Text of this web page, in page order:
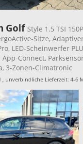
Golf Style 1.5 TSI
Sitze,
LED-Scheinwerfer
App-Connect,
3-Zonen-Climatronic
, unverbindliche Lieferzeit: 4-6